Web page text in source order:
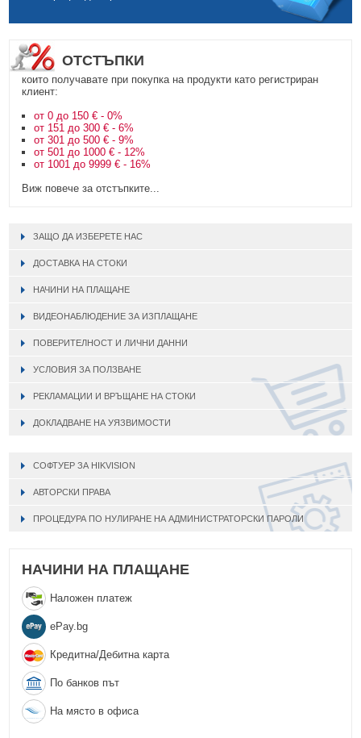
ОКСИД
БЕЗЖИЧНИ КЛАВИАТУРИ AJAX
БЕЗЖИЧНИ ДИСТАНЦИОННИ УПРАВЛЕНИЯ И БУТОНИ
БЕЗЖИЧНИ СИРЕНИ AJAX
МОДУЛИ ЗА СГРАДНА АВТОМАТИЗАЦИЯ AJAX
КОМПЛЕКТИ БЕЗЖИЧНИ АЛАРМЕНИ СИСТЕМИ AX PRO
ALFALINE, СТЕННИ/СТОЯЩИ, С ОТВАРЯЕМИ И ЗАКЛЮЧВАЩИ СЕ
INTERLINE, СТОЯЩИ - НЕОТВАРЯЕМИ СТРАНИЦИ
BETALINE, СТОЯЩИ С ОТВАРЯЕМИ И ЗАКЛЮЧВАЩИ СЕ СТРАНИЦИ
ОТСТЪПКИ
които получавате при покупка на продукти като регистриран
клиент:
от 0 до 150 € - 0%
от 151 до 300 € - 6%
от 301 до 500 € - 9%
от 501 до 1000 € - 12%
от 1001 до 9999 € - 16%
Виж повече за отстъпките...
ЗАЩО ДА ИЗБЕРЕТЕ НАС
ДОСТАВКА НА СТОКИ
НАЧИНИ НА ПЛАЩАНЕ
ВИДЕОНАБЛЮДЕНИЕ ЗА ИЗПЛАЩАНЕ
ПОВЕРИТЕЛНОСТ И ЛИЧНИ ДАННИ
УСЛОВИЯ ЗА ПОЛЗВАНЕ
РЕКЛАМАЦИИ И ВРЪЩАНЕ НА СТОКИ
ДОКЛАДВАНЕ НА УЯЗВИМОСТИ
СОФТУЕР ЗА HIKVISION
АВТОРСКИ ПРАВА
ПРОЦЕДУРА ПО НУЛИРАНЕ НА АДМИНИСТРАТОРСКИ ПАРОЛИ
НАЧИНИ НА ПЛАЩАНЕ
Наложен платеж
еPay.bg
Кредитна/Дебитна карта
По банков път
На място в офиса